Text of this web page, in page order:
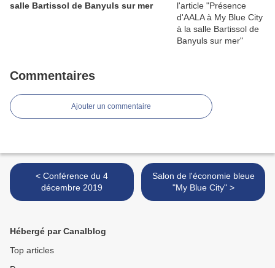
salle Bartissol de Banyuls sur mer
Commentaires
Ajouter un commentaire
< Conférence du 4
décembre 2019
Salon de l'économie bleue
"My Blue City" >
Hébergé par Canalblog
Top articles